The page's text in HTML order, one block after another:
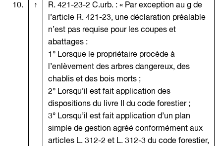
10. ↑
R. 421-23-2 C.urb. : « Par exception au g de
l’article R. 421-23, une déclaration préalable
n’est pas requise pour les coupes et
abattages :
1° Lorsque le propriétaire procède à
l’enlèvement des arbres dangereux, des
chablis et des bois morts ;
2° Lorsqu’il est fait application des
dispositions du livre II du code forestier ;
3° Lorsqu’il est fait application d’un plan
simple de gestion agréé conformément aux
articles L. 312-2 et L. 312-3 du code forestier,